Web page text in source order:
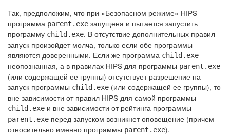
Так, предположим, что при «Безопасном режиме» HIPS
программа parent.exe запущена и пытается запустить
программу child.exe. В отсутствие дополнительных правил
запуск произойдет молча, только если обе программы
являются доверенными. Если же программа child.exe
неопознанная, а в правилах HIPS для программы parent.exe
(или содержащей ее группы) отсутствует разрешение на
запуск программы child.exe (или содержащей ее группы), то
вне зависимости от правил HIPS для самой программы
child.exe и вне зависимости от рейтинга программы
parent.exe перед запуском возникнет оповещение (причем
относительно именно программы parent.exe).